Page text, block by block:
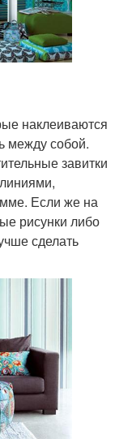
наклеиваются
между собой.
завитки
Если же на
рисунки либо
сделать